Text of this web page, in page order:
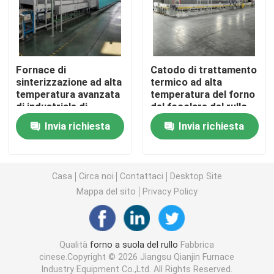
fornace della cinghia della maglia
Fornace a forma di scatola
forno a camera
forno di tunnel
fornace del contenitore di atmosfera
Forno di ricottura
Fornace di
sinterizzazione ad alta
temperatura avanzata
di industriale di
trattamento termico
dei materiali ceramici
Invia richiesta
Catodo di trattamento
termico ad alta
temperatura del forno
del focolare del rullo
di sinterizzazione e
materiale continui
dell'anodo
Invia richiesta
Casa Circa noi Contattaci
Desktop Site
Mappa del sito
Privacy Policy
Qualità forno a suola del rullo Fabbrica
cinese.Copyright © 2026 Jiangsu Qianjin Furnace
Industry Equipment Co.,Ltd. All Rights Reserved.